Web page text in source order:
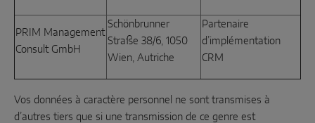
PRIM Management
Consult GmbH
Schönbrunner
Straße 38/6, 1050
Wien, Autriche
Partenaire
d’implémentation
CRM
Vos données à caractère personnel ne sont transmises à
d’autres tiers que si une transmission de ce genre est